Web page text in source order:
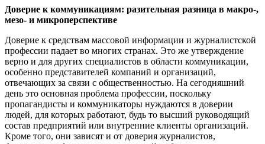
Доверие к коммуникациям: разительная разница в макро-,
мезо- и микроперспективе
Доверие к средствам массовой информации и журналистской
профессии падает во многих странах. Это же утверждение
верно и для других специалистов в области коммуникации,
особенно представителей компаний и организаций,
отвечающих за связи с общественностью. На сегодняшний
день это основная проблема профессии, поскольку
пропагандисты и коммуникаторы нуждаются в доверии
людей, для которых работают, будь то высший руководящий
состав предприятий или внутренние клиенты организаций.
Кроме того, они зависят и от доверия журналистов,